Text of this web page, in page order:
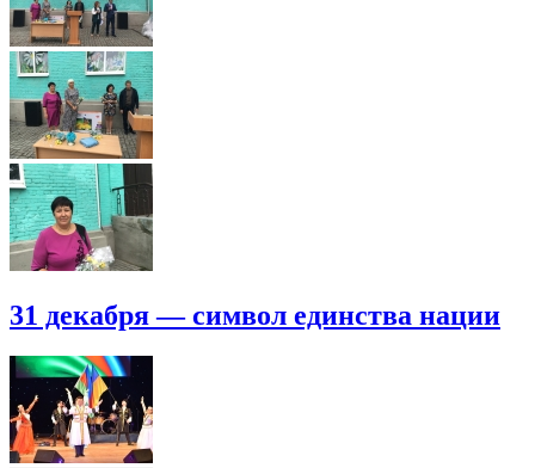
31 декабря — символ единства нации